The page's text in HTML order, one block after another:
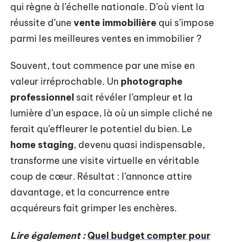
qui règne à l’échelle nationale. D’où vient la
réussite d’une vente immobilière qui s’impose
parmi les meilleures ventes en immobilier ?
Souvent, tout commence par une mise en
valeur irréprochable. Un photographe
professionnel sait révéler l’ampleur et la
lumière d’un espace, là où un simple cliché ne
ferait qu’effleurer le potentiel du bien. Le
home staging, devenu quasi indispensable,
transforme une visite virtuelle en véritable
coup de cœur. Résultat : l’annonce attire
davantage, et la concurrence entre
acquéreurs fait grimper les enchères.
Lire également :Quel budget compter pour